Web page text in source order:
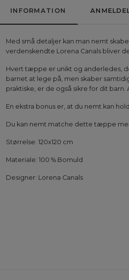
INFORMATION
Med små detaljer kan man nemt
verdenskendte Lorena Canals bliver
Hvert tæppe er unikt og anderledes,
barnet at lege på, men skaber
praktiske, er de også sikre for dit
En ekstra bonus er, at du nemt kan
Du kan nemt matche dette tæppe
Størrelse: 120x120 cm
Materiale: 100 % Bomuld
Designer: Lorena Canals